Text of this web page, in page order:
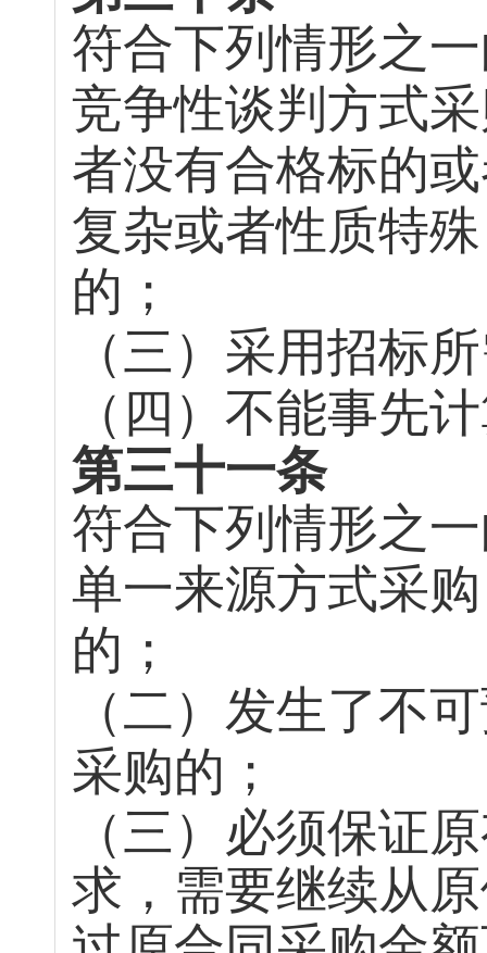
符合下列情形之
竞争性谈判方式
者没有合格标的
复杂或者性质特
的；
（三）采用招标
（四）不能事先
第三十一条
符合下列情形之
单一来源方式采
的；
（二）发生了不
采购的；
（三）必须保证
求，需要继续从